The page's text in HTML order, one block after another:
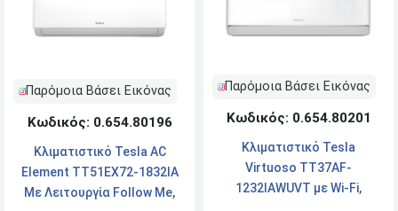
Παρόμοια Βάσει Εικόνας
Κωδικός: 0.654.80196
Κλιματιστικό Tesla AC
Element TT51EX72-1832IA
Με Λειτουργία Follow Me,
Παρόμοια Βάσει Εικόνας
Κωδικός: 0.654.80201
Κλιματιστικό Tesla
Virtuoso TT37AF-
1232IAWUVT με Wi-Fi,